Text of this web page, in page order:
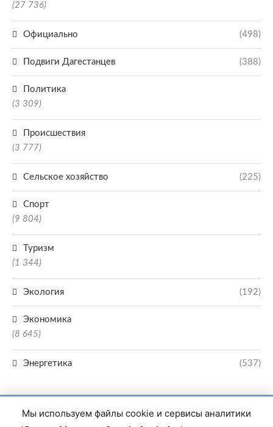
(27 736)
Официально (498)
Подвиги Дагестанцев (388)
Политика
(3 309)
Происшествия
(3 777)
Сельское хозяйство (225)
Спорт
(9 804)
Туризм
(1 344)
Экология (192)
Экономика
(8 645)
Энергетика (537)
Мы используем файлы cookie и сервисы аналитики